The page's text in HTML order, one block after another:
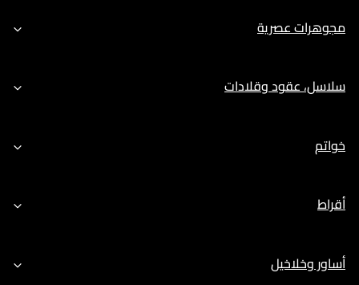
مجوهرات عصرية
سلاسل، عقود وقلادات
خواتم
أقراط
أساور وخلاخيل